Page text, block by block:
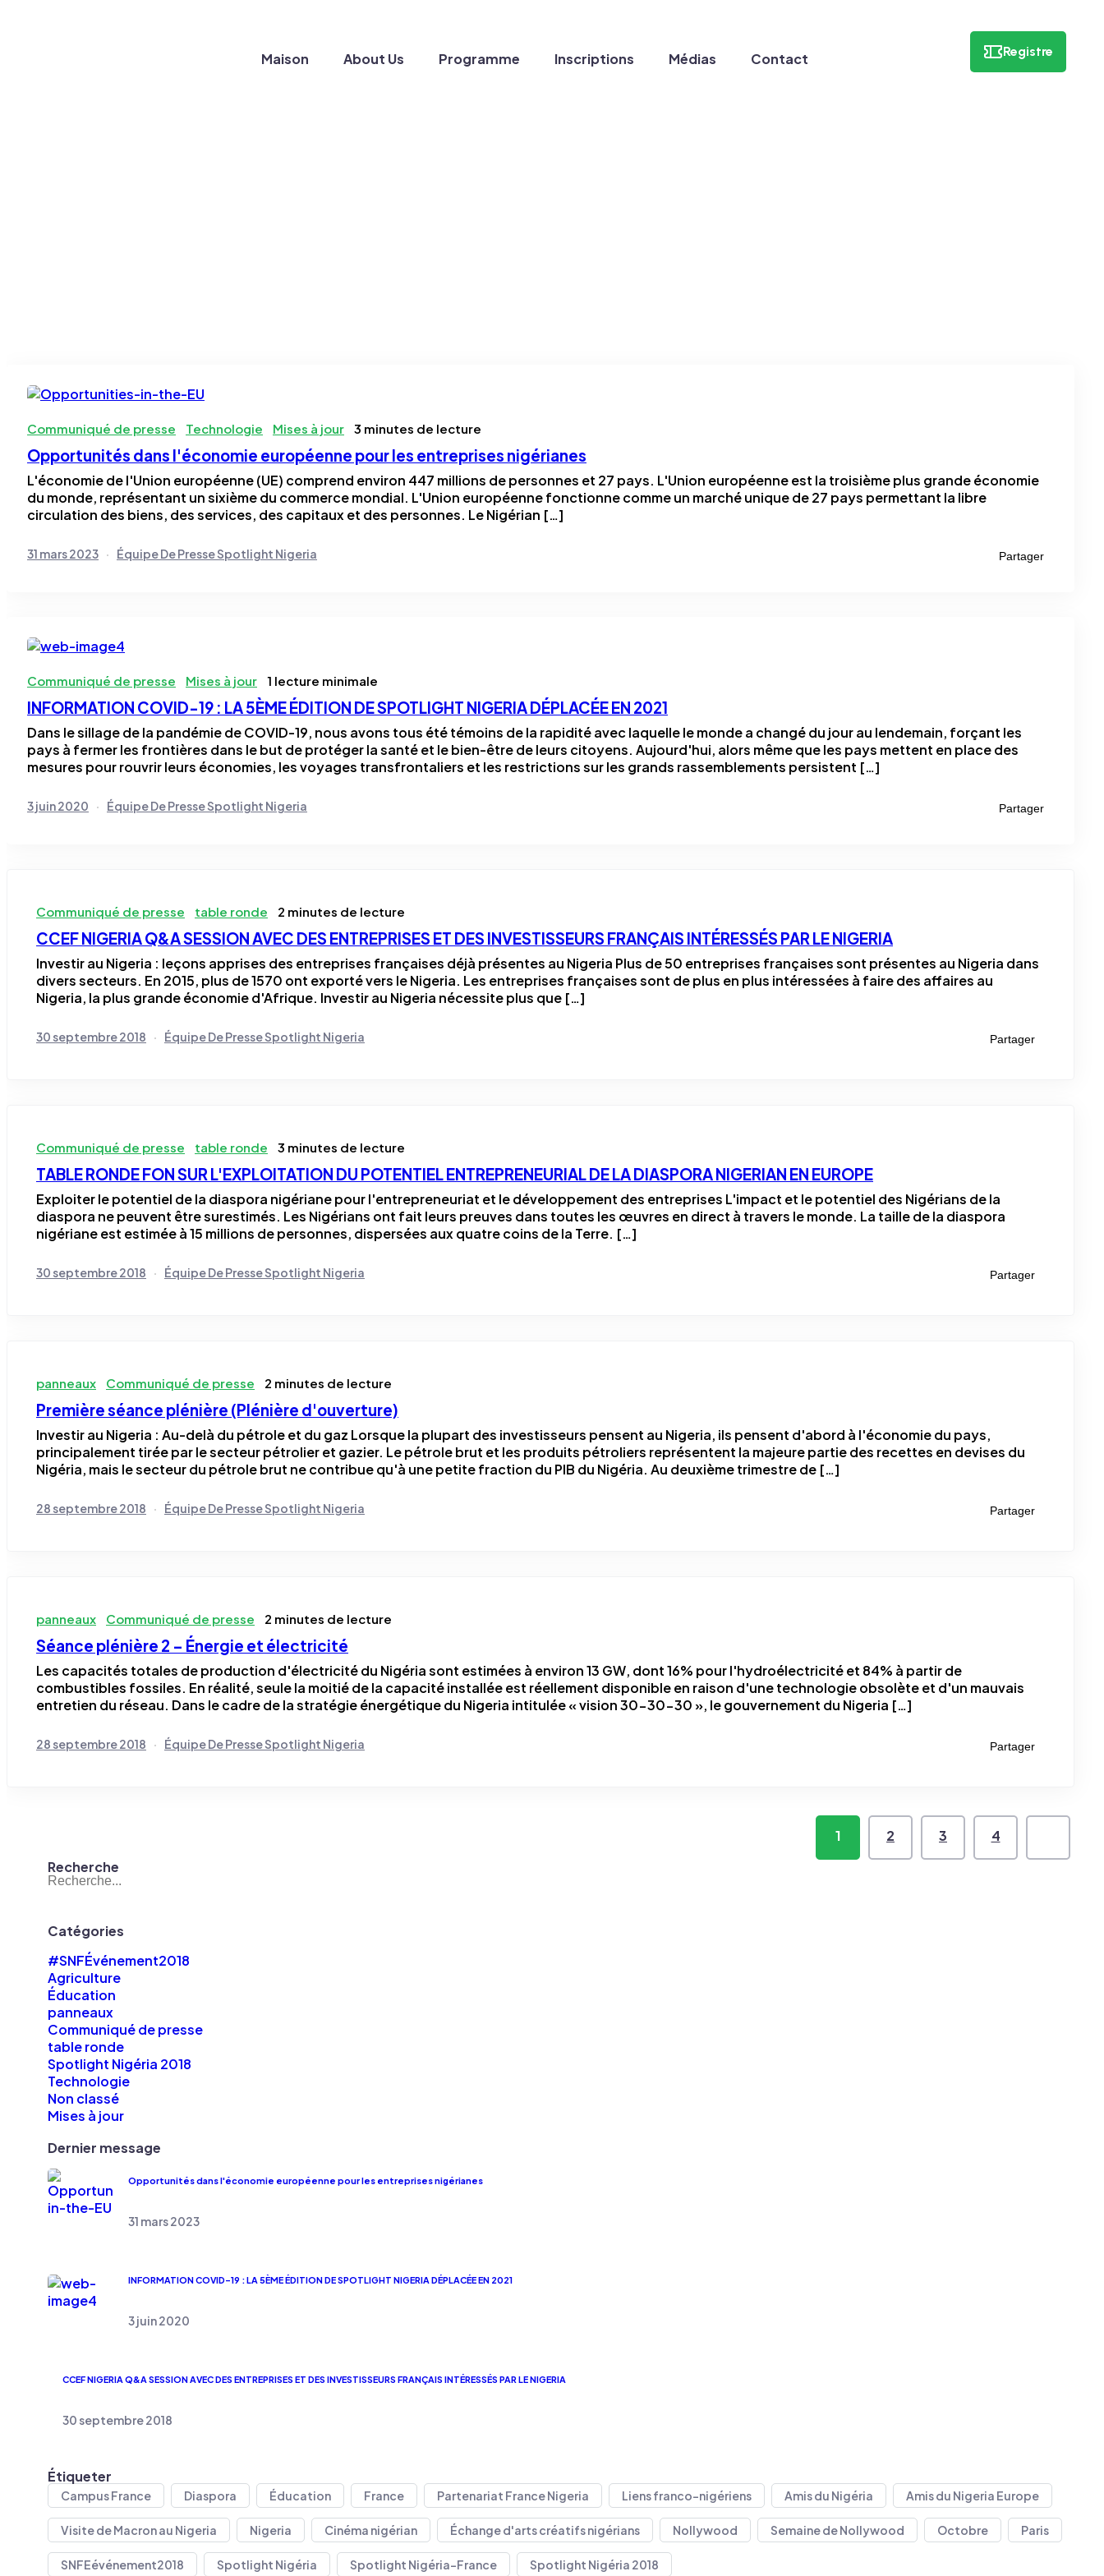
Maison About Us Programme Inscriptions Médias Contact Registre
Communiqué de presse Technologie Mises à jour 3 minutes de lecture
Opportunités dans l'économie européenne pour les entreprises nigérianes
L'économie de l'Union européenne (UE) comprend environ 447 millions de personnes et 27 pays. L'Union européenne est la troisième plus grande économie
du monde, représentant un sixième du commerce mondial. L'Union européenne fonctionne comme un marché unique de 27 pays permettant la libre
circulation des biens, des services, des capitaux et des personnes. Le Nigérian […]
Partager
31 mars 2023 Équipe De Presse Spotlight Nigeria
Communiqué de presse Mises à jour 1 lecture minimale
INFORMATION COVID-19 : LA 5ÈME ÉDITION DE SPOTLIGHT NIGERIA DÉPLACÉE EN 2021
Dans le sillage de la pandémie de COVID-19, nous avons tous été témoins de la rapidité avec laquelle le monde a changé du jour au lendemain, forçant les
pays à fermer les frontières dans le but de protéger la santé et le bien-être de leurs citoyens. Aujourd'hui, alors même que les pays mettent en place des
mesures pour rouvrir leurs économies, les voyages transfrontaliers et les restrictions sur les grands rassemblements persistent […]
Partager
3 juin 2020 Équipe De Presse Spotlight Nigeria
Communiqué de presse table ronde 2 minutes de lecture
CCEF NIGERIA Q&A SESSION AVEC DES ENTREPRISES ET DES INVESTISSEURS FRANÇAIS INTÉRESSÉS PAR LE NIGERIA
Investir au Nigeria : leçons apprises des entreprises françaises déjà présentes au Nigeria Plus de 50 entreprises françaises sont présentes au Nigeria dans
divers secteurs. En 2015, plus de 1570 ont exporté vers le Nigeria. Les entreprises françaises sont de plus en plus intéressées à faire des affaires au
Nigeria, la plus grande économie d'Afrique. Investir au Nigeria nécessite plus que […]
Partager
30 septembre 2018 Équipe De Presse Spotlight Nigeria
Communiqué de presse table ronde 3 minutes de lecture
TABLE RONDE FON SUR L'EXPLOITATION DU POTENTIEL ENTREPRENEURIAL DE LA DIASPORA NIGERIAN EN EUROPE
Exploiter le potentiel de la diaspora nigériane pour l'entrepreneuriat et le développement des entreprises L'impact et le potentiel des Nigérians de la
diaspora ne peuvent être surestimés. Les Nigérians ont fait leurs preuves dans toutes les œuvres en direct à travers le monde. La taille de la diaspora
nigériane est estimée à 15 millions de personnes, dispersées aux quatre coins de la Terre. […]
Partager
30 septembre 2018 Équipe De Presse Spotlight Nigeria
panneaux Communiqué de presse 2 minutes de lecture
Première séance plénière (Plénière d'ouverture)
Investir au Nigeria : Au-delà du pétrole et du gaz Lorsque la plupart des investisseurs pensent au Nigeria, ils pensent d'abord à l'économie du pays,
principalement tirée par le secteur pétrolier et gazier. Le pétrole brut et les produits pétroliers représentent la majeure partie des recettes en devises du
Nigéria, mais le secteur du pétrole brut ne contribue qu'à une petite fraction du PIB du Nigéria. Au deuxième trimestre de […]
Partager
28 septembre 2018 Équipe De Presse Spotlight Nigeria
panneaux Communiqué de presse 2 minutes de lecture
Séance plénière 2 – Énergie et électricité
Les capacités totales de production d'électricité du Nigéria sont estimées à environ 13 GW, dont 16% pour l'hydroélectricité et 84% à partir de
combustibles fossiles. En réalité, seule la moitié de la capacité installée est réellement disponible en raison d'une technologie obsolète et d'un mauvais
entretien du réseau. Dans le cadre de la stratégie énergétique du Nigeria intitulée « vision 30-30-30 », le gouvernement du Nigeria […]
Partager
28 septembre 2018 Équipe De Presse Spotlight Nigeria
1 2 3
4
Recherche
Catégories
#SNFÉvénement2018
Agriculture
Éducation
panneaux
Communiqué de presse
table ronde
Spotlight Nigéria 2018
Technologie
Non classé
Mises à jour
Dernier message
Opportunités dans l'économie européenne pour les entreprises nigérianes
31 mars 2023
INFORMATION COVID-19 : LA 5ÈME ÉDITION DE SPOTLIGHT NIGERIA DÉPLACÉE EN 2021
3 juin 2020
CCEF NIGERIA Q&A SESSION AVEC DES ENTREPRISES ET DES INVESTISSEURS FRANÇAIS INTÉRESSÉS PAR LE NIGERIA
30 septembre 2018
Étiqueter
Campus France Diaspora Éducation France Partenariat France Nigeria Liens franco-nigériens Amis du Nigéria Amis du Nigeria Europe
Visite de Macron au Nigeria Nigeria Cinéma nigérian Échange d'arts créatifs nigérians Nollywood Semaine de Nollywood Octobre Paris
SNFEévénement2018 Spotlight Nigéria Spotlight Nigéria-France Spotlight Nigéria 2018